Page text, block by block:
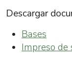
Descargar
Bases
Impreso de